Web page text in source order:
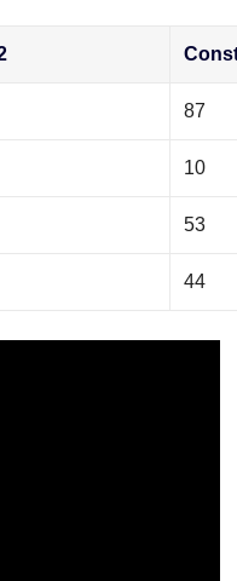
87
10
53
44